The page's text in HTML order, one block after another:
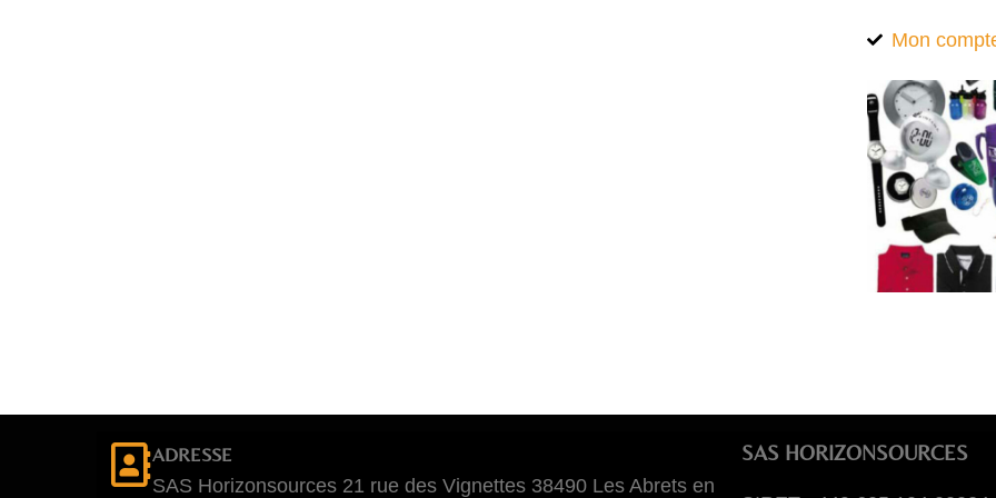
Mon
ADRESSE
SAS Horizonsources 21 rue des Vignettes 38490 Les Abrets en
SAS HORIZONSOURCES